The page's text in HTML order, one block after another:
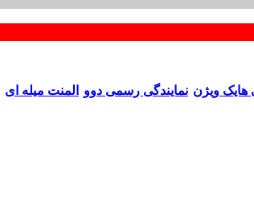
هایک ویژن نمایندگی رسمی دوو المنت میله ای